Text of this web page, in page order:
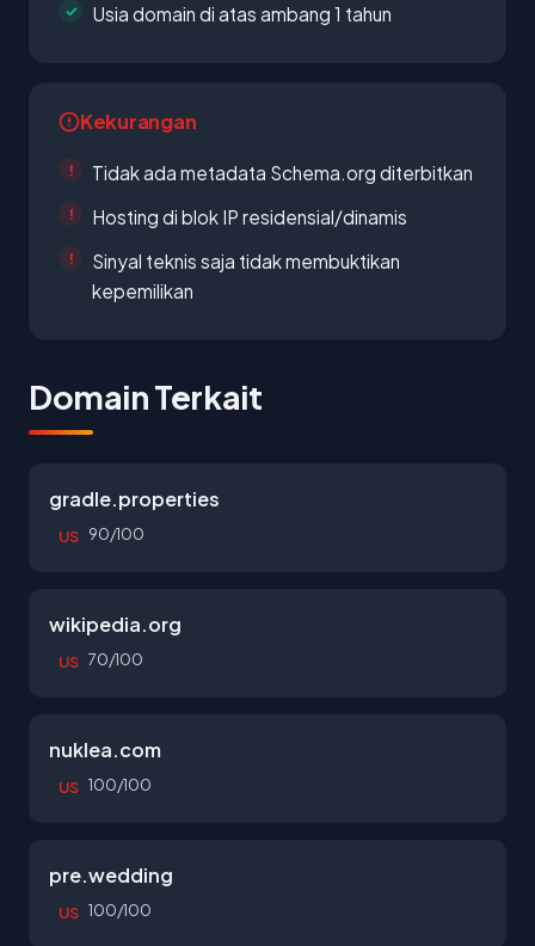
Usia domain di atas ambang 1 tahun
Kekurangan
Tidak ada metadata Schema.org diterbitkan
Hosting di blok IP residensial/dinamis
Sinyal teknis saja tidak membuktikan
kepemilikan
Domain Terkait
gradle.properties
US 90/100
wikipedia.org
US 70/100
nuklea.com
US 100/100
pre.wedding
US 100/100